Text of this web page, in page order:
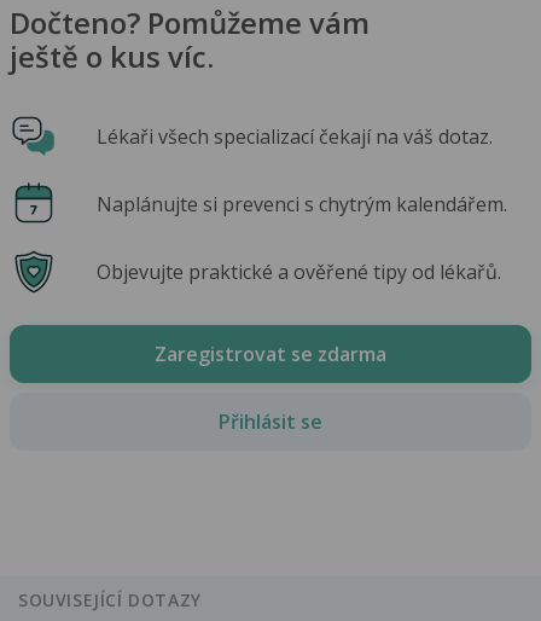
Dočteno? Pomůžeme vám
ještě o kus víc.
Lékaři všech specializací čekají na váš dotaz.
Naplánujte si prevenci s chytrým kalendářem.
Objevujte praktické a ověřené tipy od lékařů.
Zaregistrovat se zdarma
Přihlásit se
SOUVISEJÍCÍ DOTAZY